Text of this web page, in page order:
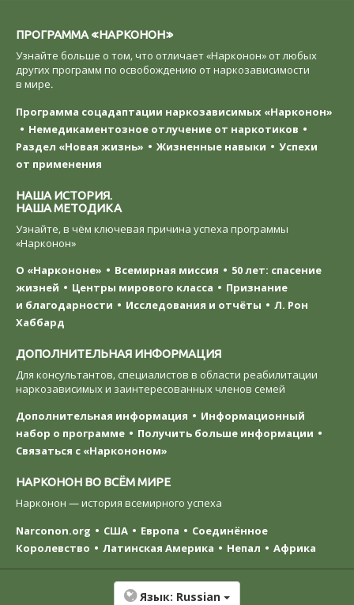
ПРОГРАММА «НАРКОНОН»
Узнайте больше о том, что отличает «Нарконон» от любых
других программ по освобождению от наркозависимости
в мире.
Программа соцадаптации наркозависимых «Нарконон»
Немедикаментозное отлучение от наркотиков
Раздел «Новая жизнь»
Жизненные навыки
Успехи
от применения
НАША ИСТОРИЯ.
НАША МЕТОДИКА
Узнайте, в чём ключевая причина успеха программы
«Нарконон»
О «Наркононе»
Всемирная миссия
50 лет: спасение
жизней
Центры мирового класса
Признание
и благодарности
Исследования и отчёты
Л. Рон
Хаббард
ДОПОЛНИТЕЛЬНАЯ ИНФОРМАЦИЯ
Для консультантов, специалистов в области реабилитации
наркозависимых и заинтересованных членов семей
Дополнительная информация
Информационный
набор о программе
Получить больше информации
Связаться с «Наркононом»
НАРКОНОН ВО ВСЁМ МИРЕ
Нарконон — история всемирного успеха
Narconon.org
США Европа
Соединённое
Королевство
Латинская Америка Непал Африка
Язык: Russian